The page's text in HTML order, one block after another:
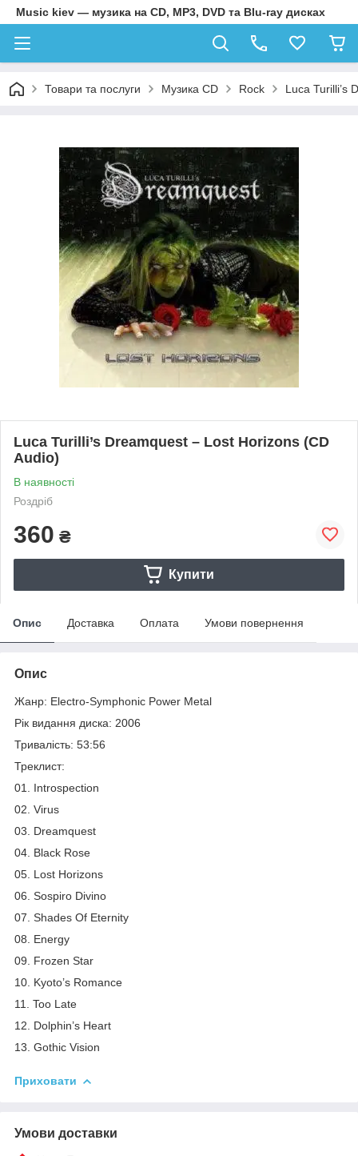
Music kiev — музика на CD, MP3, DVD та Blu-ray дисках
Товари та послуги Музика CD Rock Luca Turilli’s
Luca Turilli’s Dreamquest – Lost Horizons (CD
Audio)
В наявності
Роздріб
360 ₴
Купити
Опис Доставка Оплата Умови повернення
Опис
Жанр: Electro-Symphonic Power Metal
Рік видання диска: 2006
Тривалість: 53:56
Треклист:
01. Introspection
02. Virus
03. Dreamquest
04. Black Rose
05. Lost Horizons
06. Sospiro Divino
07. Shades Of Eternity
08. Energy
09. Frozen Star
10. Kyoto’s Romance
11. Too Late
12. Dolphin’s Heart
13. Gothic Vision
Приховати
Умови доставки